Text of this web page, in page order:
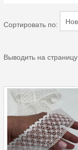
Сортировать по:
Выводить на страницу